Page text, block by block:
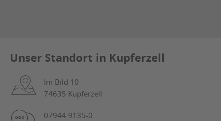
Unser Standort in Kupferzell
Im Bild 10
74635 Kupferzell
07944 9135-0